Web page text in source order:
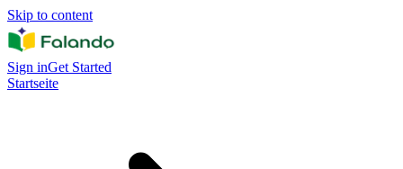
Skip to content
Sign inGet Started
Startseite